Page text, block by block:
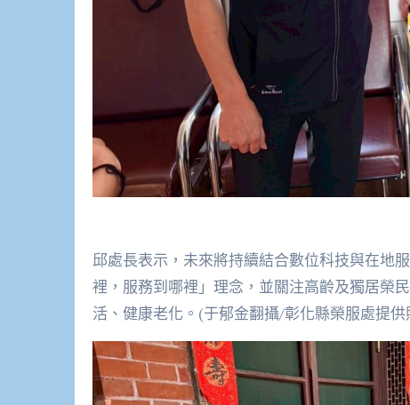
邱處長表示，未來將持續結合數位科技與在地
裡，服務到哪裡」理念，並關注高齡及獨居榮
活、健康老化。(于郁金翻攝/彰化縣榮服處提供